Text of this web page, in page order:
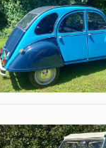
Martin
Vriezenveen